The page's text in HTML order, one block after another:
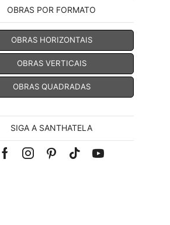
OBRAS POR FORMATO
OBRAS HORIZONTAIS
OBRAS VERTICAIS
OBRAS QUADRADAS
SIGA A SANTHATELA
FacebookInstagramPinterest
Tik-Youtube